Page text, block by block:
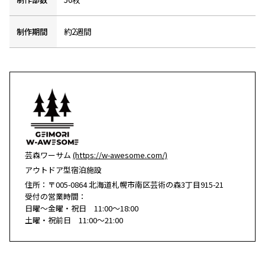
制作期間 約2週間
芸森ワーサム (https://w-awesome.com/)
アウトドア型宿泊施設
住所：〒005-0864 北海道札幌市南区芸術の森3丁目915-21
受付の営業時間：
日曜～金曜・祝日 11:00～18:00
土曜・祝前日 11:00～21:00